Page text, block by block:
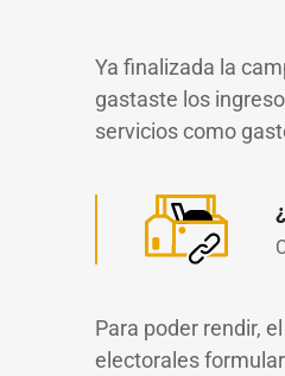
Ya finalizada la
gastaste los
servicios como
Para poder rendir,
electorales